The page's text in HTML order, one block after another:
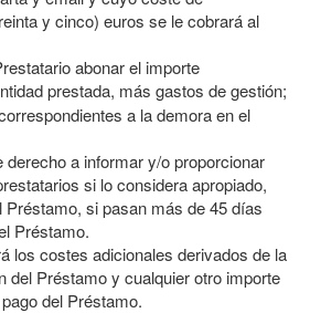
y cinco) euros se le cobrará al
abonar el importe
prestada, más gastos de gestión;
a la demora en el
derecho a informar y/o proporcionar
si lo considera apropiado,
si pasan más de 45 días
Préstamo.
los costes adicionales derivados de la
del Préstamo y cualquier otro importe
del Préstamo.